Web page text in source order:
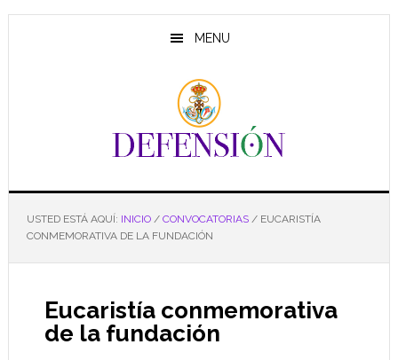
Saltar
Saltar
Saltar
MENU
USTED ESTÁ AQUÍ: INICIO / CONVOCATORIAS /EUCARISTÍA
CONMEMORATIVA DE LA FUNDACIÓN
Eucaristía conmemorativa
de la fundación